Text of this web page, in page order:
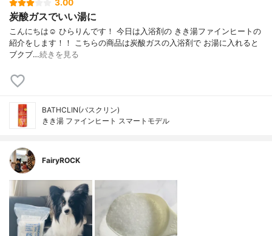
3.00
炭酸ガスでいい湯に
こんにちは☺️ ひらりんです！ 今日は入浴剤の きき湯ファインヒートの
紹介をします！！ こちらの商品は炭酸ガスの入浴剤で お湯に入れると
ブクブ…続きを見る
BATHCLIN(バスクリン)
きき湯 ファインヒート スマートモデル
FairyROCK